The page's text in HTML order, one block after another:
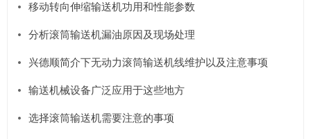
移动转向伸缩输送机功用和性能参数
分析滚筒输送机漏油原因及现场处理
兴德顺简介下无动力滚筒输送机线维护以及注意事项
输送机械设备广泛应用于这些地方
选择滚筒输送机需要注意的事项